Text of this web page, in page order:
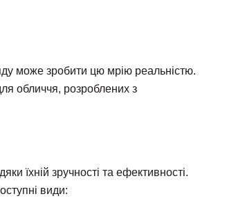
може зробити цю мрію реальністю.
обличчя, розроблених з
їхній зручності та ефективності.
види: